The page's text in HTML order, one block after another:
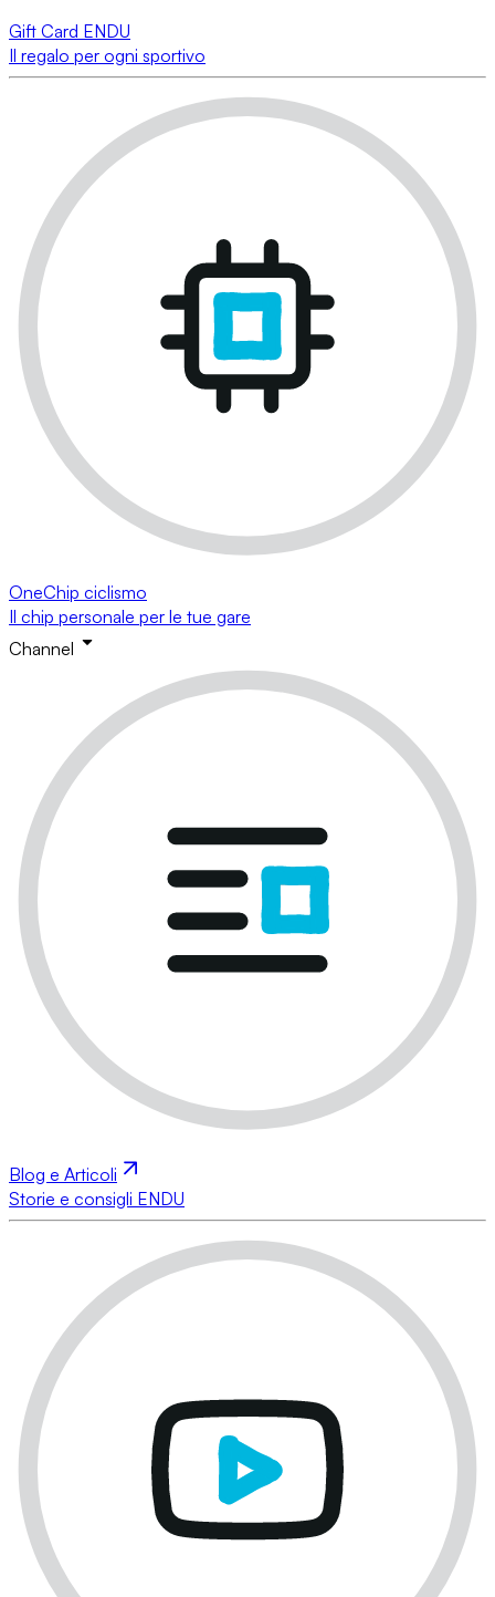
Gift Card ENDU
Il regalo per ogni sportivo
OneChip ciclismo
Il chip personale per le tue gare
Channel
Blog e Articoli
Storie e consigli ENDU